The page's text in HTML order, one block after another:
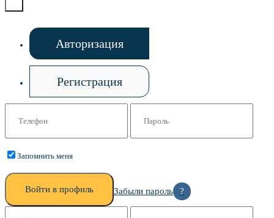
Авторизация
Регистрация
Запомнить меня
Войти в профиль Забыли пароль ?